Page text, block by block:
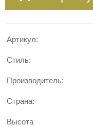
Артикул:
Стиль:
Производитель:
Страна:
Высота